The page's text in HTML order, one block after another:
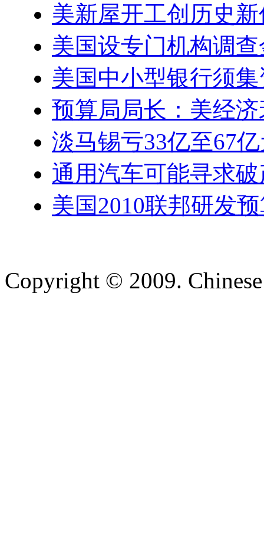
美新屋开工创历史新
美国设专门机构调
美国中小型银行须
预算局局长：美经
淡马锡亏33亿至67
通用汽车可能寻求
美国2010联邦研发
Copyright © 2009.